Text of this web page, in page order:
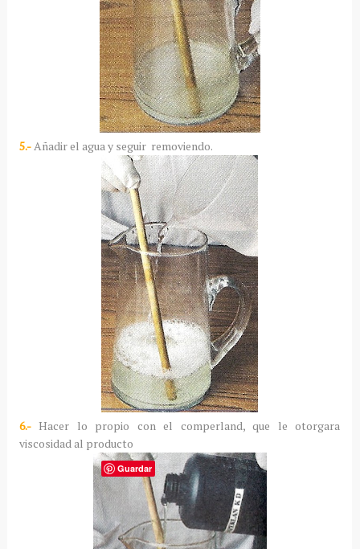
5.-Añadir el agua y seguir removiendo.
6.-Hacer lo propio con el comperland, que le otorgara
viscosidad al producto
Guardar